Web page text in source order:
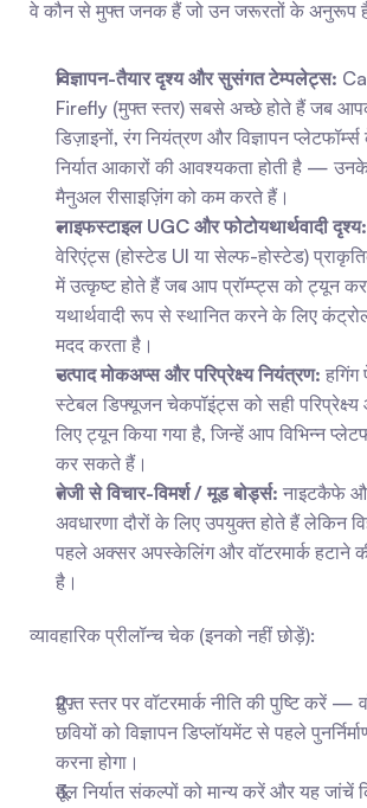
वे कौन से मुफ्त जनक हैं जो उन जरूरतों के अनुरूप
विज्ञापन-तैयार दृश्य और सुसंगत टेम्पलेट्स:
Firefly (मुफ्त स्तर) सबसे अच्छे होते हैं जब
डिज़ाइनों, रंग नियंत्रण और विज्ञापन
निर्यात आकारों की आवश्यकता होती है —
मैनुअल रीसाइज़िंग को कम करते हैं।
लाइफस्टाइल UGC और फोटोयथार्थवादी दृश्य:
वेरिएंट्स (होस्टेड UI या सेल्फ-होस्टेड)
में उत्कृष्ट होते हैं जब आप प्रॉम्प्ट्स को ट्यून
यथार्थवादी रूप से स्थानित करने के लिए
मदद करता है।
उत्पाद मोकअप्स और परिप्रेक्ष्य नियंत्रण:
स्टेबल डिफ्यूजन चेकपॉइंट्स को सही
लिए ट्यून किया गया है, जिन्हें आप विभिन्न
कर सकते हैं।
तेजी से विचार-विमर्श / मूड बोर्ड्स: नाइटकैफे
अवधारणा दौरों के लिए उपयुक्त होते हैं लेकिन
पहले अक्सर अपस्केलिंग और वॉटरमार्क हटाने
है।
व्यावहारिक प्रीलॉन्च चेक (इनको नहीं छोड़ें):
मुफ्त स्तर पर वॉटरमार्क नीति की पुष्टि करें —
छवियों को विज्ञापन डिप्लॉयमेंट से पहले
करना होगा।
मूल निर्यात संकल्पों को मान्य करें और यह